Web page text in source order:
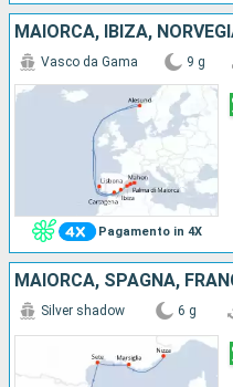
Pagamento in 4X
Vasco da Gama 9 g
MAIORCA, SPAGNA,
Silver shadow 6 g